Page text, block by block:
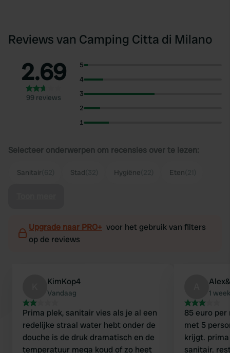
Reviews van Camping Citta di Milano
2.69
99 reviews
5
4
3
2
1
Selecteer onderwerpen om recensies over te lezen:
Sanitair Stad Hygiëne Eten
Upgrade naar PRO+ voor het gebruik van filters
op de reviews
KimKop4
Vandaag
Prima plek, sanitair vies als je al een
redelijke straal water hebt onder de
douche is de druk dramatisch en de
temperatuur mega koud of zo heet
1
85 euro
met 5
krijgt.
sanitair.